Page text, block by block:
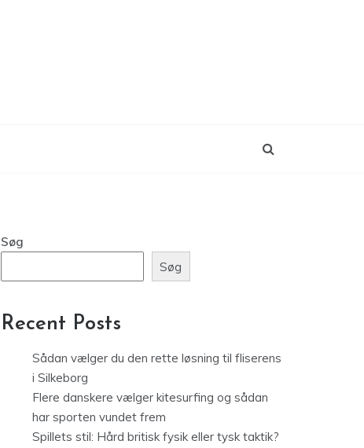
Søg
Søg
Recent Posts
Sådan vælger du den rette løsning til fliserens
i Silkeborg
Flere danskere vælger kitesurfing og sådan
har sporten vundet frem
Spillets stil: Hård britisk fysik eller tysk taktik?